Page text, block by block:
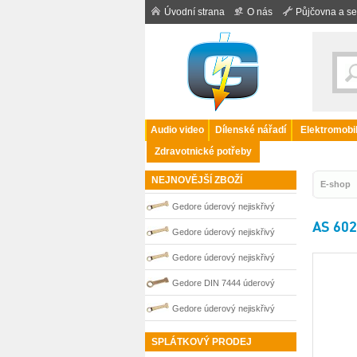
Úvodní strana O nás Půjčovna a
Audio video Dílenské nářadí
Zdravotnické potřeby
NEJNOVĚJŠÍ ZBOŽÍ
Gedore úderový nejiskřivý
plochý klíč vyhnutý 100 mm
0100266S
Gedore úderový nejiskřivý
plochý klíč vyhnutý 110 mm
0100267S
Gedore úderový nejiskřivý
plochý klíč vyhnutý 85 mm
0100263S
Gedore DIN 7444 úderový
nejiskřivý plochý (palcový) klíč
0100201S
Gedore úderový nejiskřivý
plochý klíč vyhnutý 95 mm
SPLÁTKOVÝ PRODEJ
E-shop
AS